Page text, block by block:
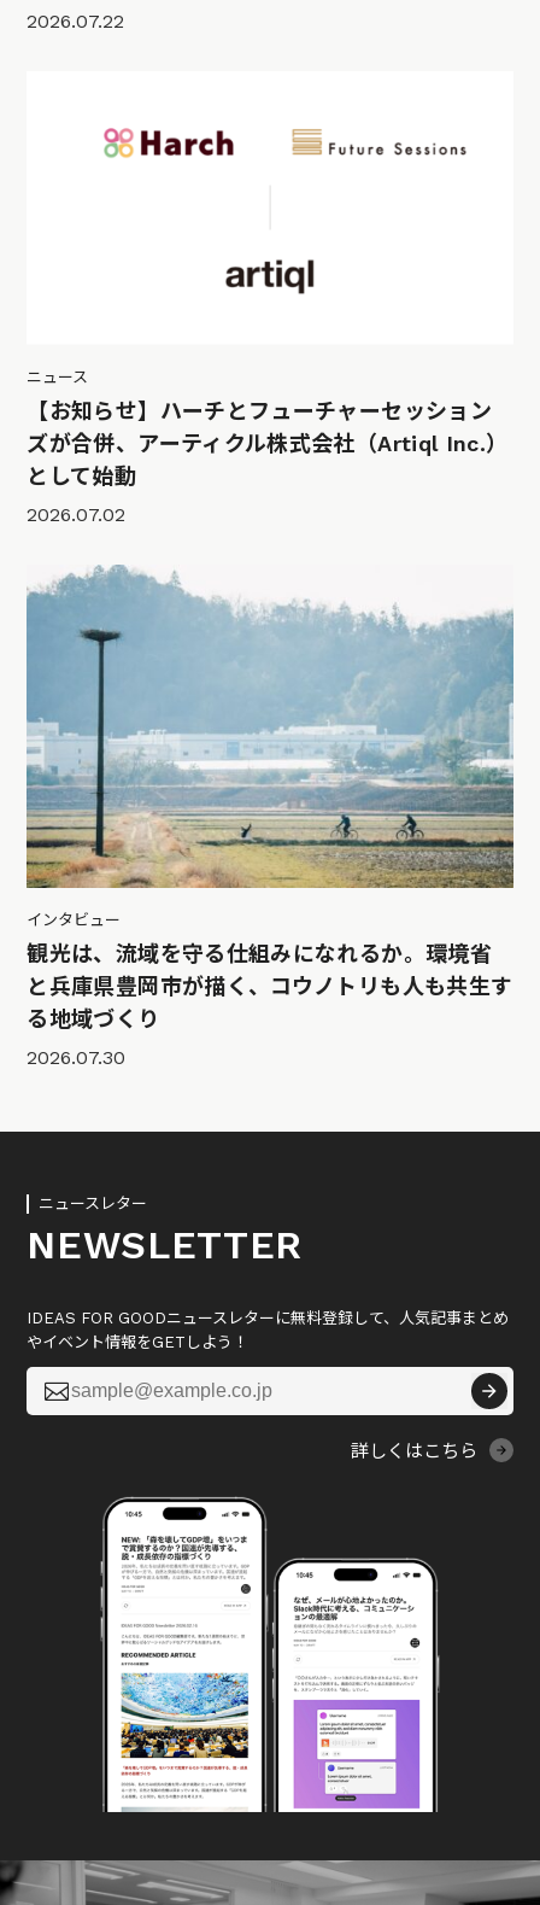
2026.07.22
ニュース
【お知らせ】ハーチとフューチャーセッション
ズが合併、アーティクル株式会社（Artiql Inc.）
として始動
2026.07.02
インタビュー
観光は、流域を守る仕組みになれるか。環境省
と兵庫県豊岡市が描く、コウノトリも人も共生す
る地域づくり
2026.07.30
ニュースレター
NEWSLETTER
IDEAS FOR GOODニュースレターに無料登録して、人気記事まとめ
やイベント情報をGETしよう！

詳しくはこちら